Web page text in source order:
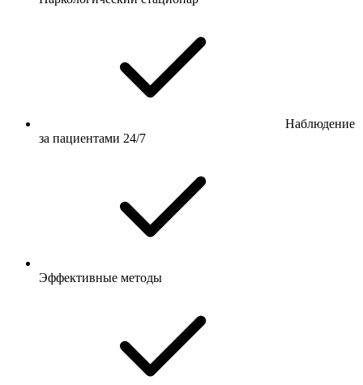
Наблюдение
за пациентами 24/7
Эффективные методы